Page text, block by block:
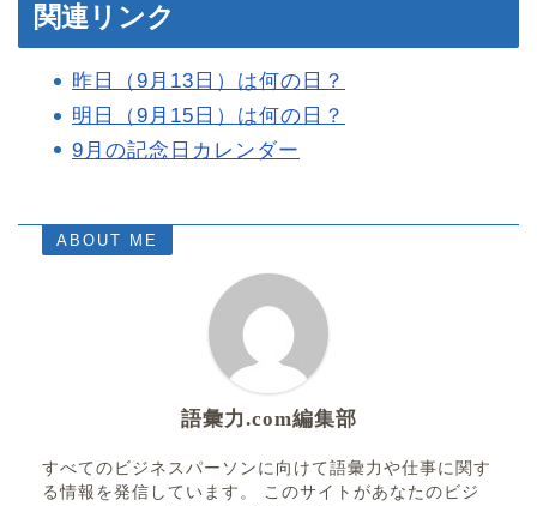
関連リンク
昨日（9月13日）は何の日？
明日（9月15日）は何の日？
9月の記念日カレンダー
ABOUT ME
語彙力.com編集部
すべてのビジネスパーソンに向けて語彙力や仕事に関す
る情報を発信しています。 このサイトがあなたのビジ